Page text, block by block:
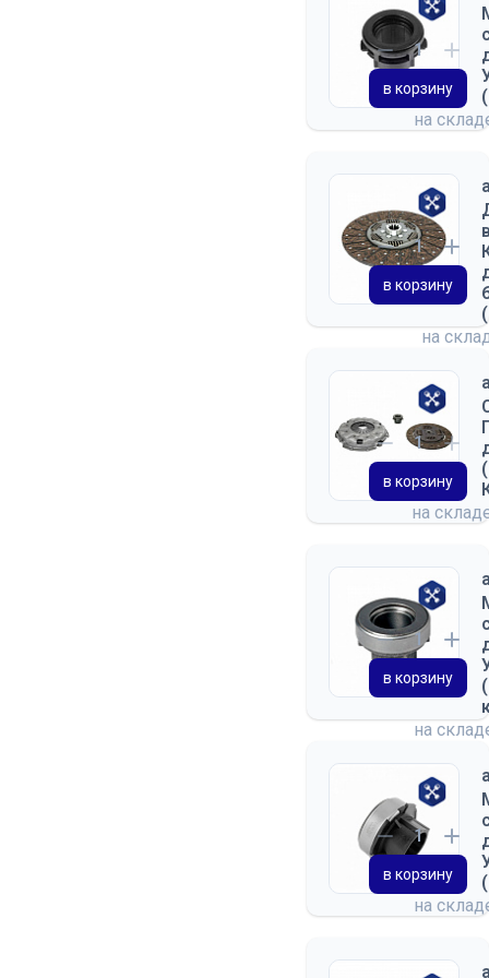
на
в корзину
на
в корзину
на
в корзину
на
в корзину
на
в корзину